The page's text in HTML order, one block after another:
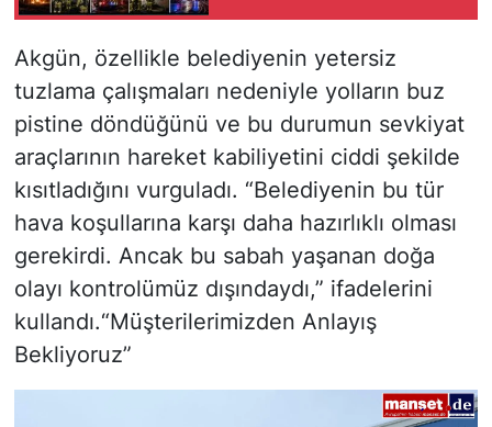
Akgün, özellikle belediyenin yetersiz
tuzlama çalışmaları nedeniyle yolların buz
pistine döndüğünü ve bu durumun sevkiyat
araçlarının hareket kabiliyetini ciddi şekilde
kısıtladığını vurguladı. “Belediyenin bu tür
hava koşullarına karşı daha hazırlıklı olması
gerekirdi. Ancak bu sabah yaşanan doğa
olayı kontrolümüz dışındaydı,” ifadelerini
kullandı.“Müşterilerimizden Anlayış
Bekliyoruz”